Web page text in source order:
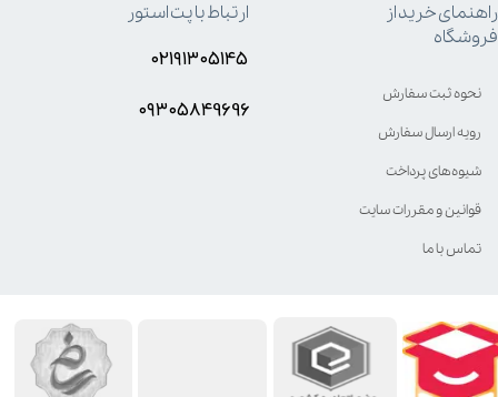
راهنمای خرید از
فروشگاه
نحوه ثبت سفارش
رویه ارسال سفارش
شیوه‌های پرداخت
قوانین و مقررات سایت
تماس با ما
ارتباط با پت استور
۰۲۱۹۱۳۰۵۱۴۵
۰۹۳۰۵8۴9696